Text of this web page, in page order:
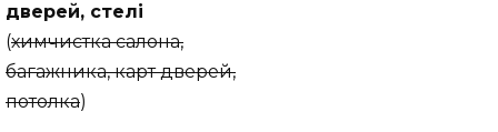
дверей, стелі
(химчистка салона,
багажника, карт дверей,
потолка)